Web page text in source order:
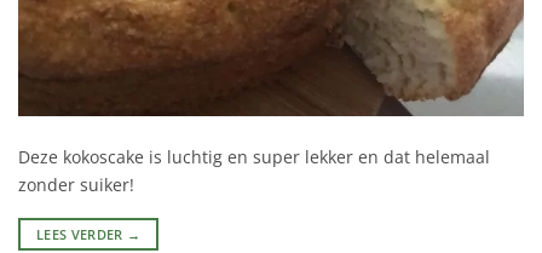
Deze kokoscake is luchtig en super lekker en dat helemaal
zonder suiker!
LEES VERDER →